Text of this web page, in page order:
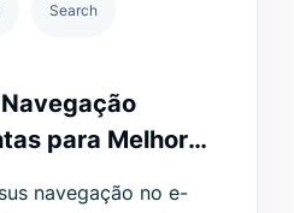
Search
para Melhorar
navegação no e-